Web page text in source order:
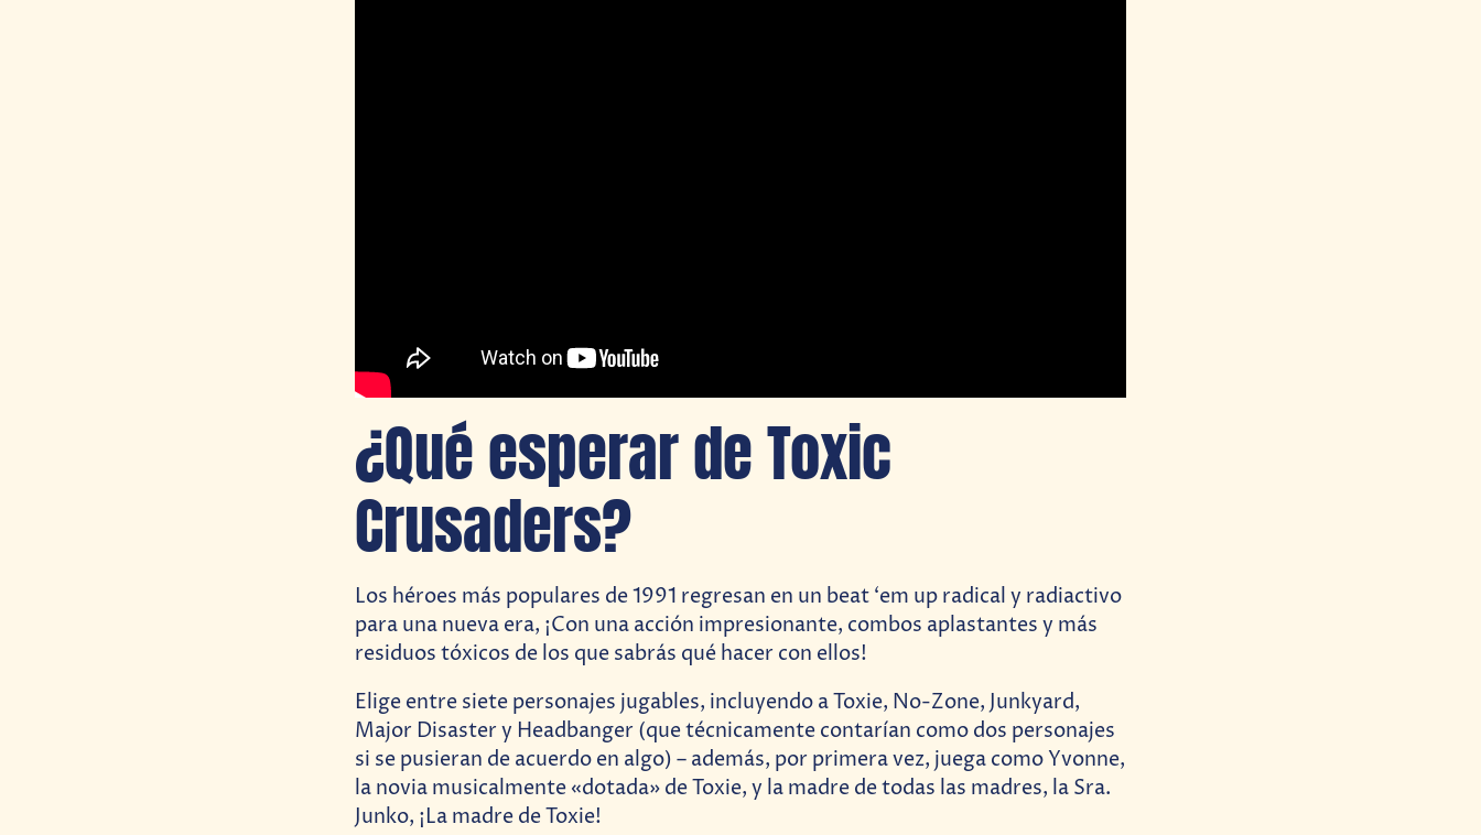
¿Qué esperar de Toxic
Crusaders?
Los héroes más populares de 1991 regresan en un beat ‘em up radical y radiactivo
para una nueva era, ¡Con una acción impresionante, combos aplastantes y más
residuos tóxicos de los que sabrás qué hacer con ellos!
Elige entre siete personajes jugables, incluyendo a Toxie, No-Zone, Junkyard,
Major Disaster y Headbanger (que técnicamente contarían como dos personajes
si se pusieran de acuerdo en algo) – además, por primera vez, juega como Yvonne,
la novia musicalmente «dotada» de Toxie, y la madre de todas las madres, la Sra.
Junko, ¡La madre de Toxie!